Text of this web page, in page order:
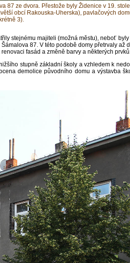
87 ze dvora. Přestože byly Židenice v 19.
obcí Rakouska-Uherska), pavlačových
3).
stejnému majiteli (možná městu), neboť
87. V této podobě domy přetrvaly až
fasád a změně barvy a některých
stupně základní školy a vzhledem k
demolice původního domu a výstavba